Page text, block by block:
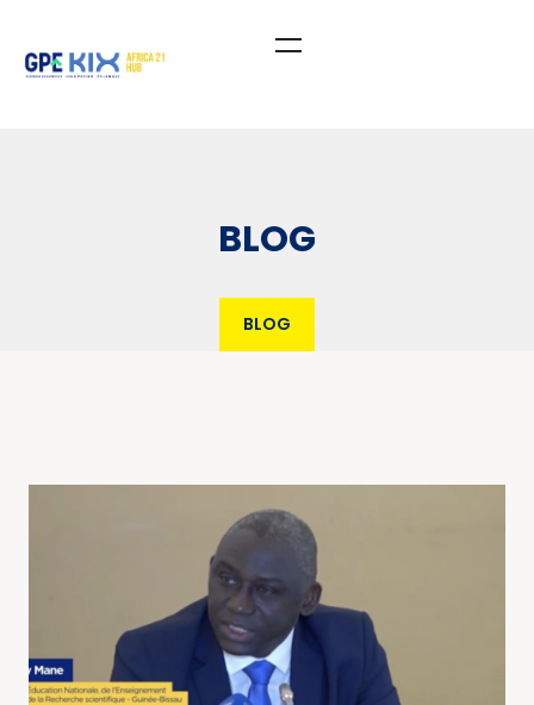
BLOG
BLOG